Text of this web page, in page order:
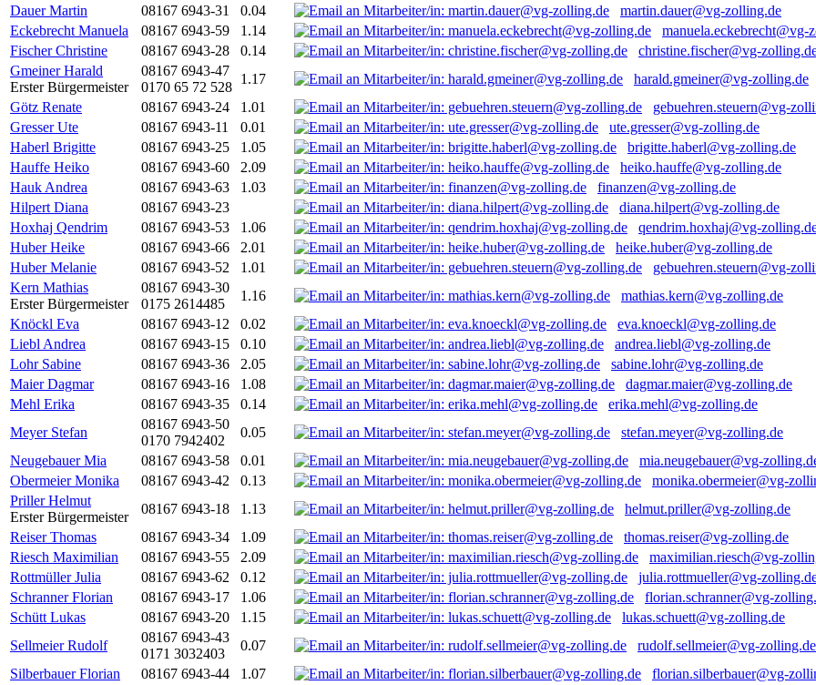
Dauer Martin
08167 6943-31 0.04
martin.dauer@vg-zolling.de
Eckebrecht Manuela
08167 6943-59 1.14
manuela.eckebrecht@vg-
Fischer Christine
08167 6943-28 0.14
christine.fischer@vg-
Gmeiner Harald
Erster Bürgermeister
08167 6943-47
0170 65 72 528
1.17
harald.gmeiner@vg-zolling.de
Götz Renate
08167 6943-24 1.01
gebuehren.steuern@vg-
Gresser Ute
08167 6943-11 0.01
ute.gresser@vg-zolling.de
Haberl Brigitte
08167 6943-25 1.05
brigitte.haberl@vg-zolling.de
Hauffe Heiko
08167 6943-60 2.09
heiko.hauffe@vg-zolling.de
Hauk Andrea
08167 6943-63 1.03
finanzen@vg-zolling.de
Hilpert Diana
08167 6943-23
diana.hilpert@vg-zolling.de
Hoxhaj Qendrim
08167 6943-53 1.06
qendrim.hoxhaj@vg-
Huber Heike
08167 6943-66 2.01
heike.huber@vg-zolling.de
Huber Melanie
08167 6943-52 1.01
gebuehren.steuern@vg-
Kern Mathias
Erster Bürgermeister
08167 6943-30
0175 2614485
1.16
mathias.kern@vg-zolling.de
Knöckl Eva
08167 6943-12 0.02
eva.knoeckl@vg-zolling.de
Liebl Andrea
08167 6943-15 0.10
andrea.liebl@vg-zolling.de
Lohr Sabine
08167 6943-36 2.05
sabine.lohr@vg-zolling.de
Maier Dagmar
08167 6943-16 1.08
dagmar.maier@vg-zolling.de
Mehl Erika
08167 6943-35 0.14
erika.mehl@vg-zolling.de
Meyer Stefan
08167 6943-50
0170 7942402
0.05
stefan.meyer@vg-zolling.de
Neugebauer Mia
08167 6943-58 0.01
mia.neugebauer@vg-
Obermeier Monika
08167 6943-42 0.13
monika.obermeier@vg-
Priller Helmut
Erster Bürgermeister
08167 6943-18 1.13
helmut.priller@vg-zolling.de
Reiser Thomas
08167 6943-34 1.09
thomas.reiser@vg-zolling.de
Riesch Maximilian
08167 6943-55 2.09
maximilian.riesch@vg-
Rottmüller Julia
08167 6943-62 0.12
julia.rottmueller@vg-
Schranner Florian
08167 6943-17 1.06
florian.schranner@vg-
Schütt Lukas
08167 6943-20 1.15
lukas.schuett@vg-zolling.de
Sellmeier Rudolf
08167 6943-43
0171 3032403
0.07
rudolf.sellmeier@vg-zolling.de
Silberbauer Florian
08167 6943-44 1.07
florian.silberbauer@vg-